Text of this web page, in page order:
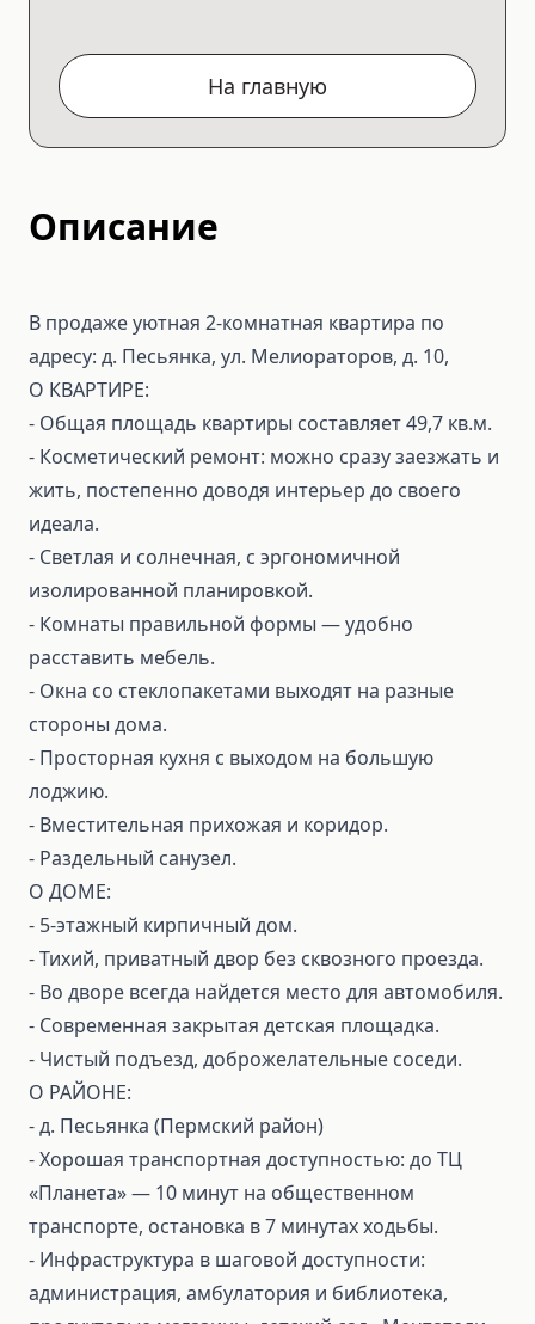
На главную
Описание
В продаже уютная 2‑комнатная квартира по
адресу: д. Песьянка, ул. Мелиораторов, д. 10,
О КВАРТИРЕ:
- Общая площадь квартиры составляет 49,7 кв.м.
- Косметический ремонт: можно сразу заезжать и
жить, постепенно доводя интерьер до своего
идеала.
- Светлая и солнечная, с эргономичной
изолированной планировкой.
- Комнаты правильной формы — удобно
расставить мебель.
- Окна со стеклопакетами выходят на разные
стороны дома.
- Просторная кухня с выходом на большую
лоджию.
- Вместительная прихожая и коридор.
- Раздельный санузел.
О ДОМЕ:
- 5-этажный кирпичный дом.
- Тихий, приватный двор без сквозного проезда.
- Во дворе всегда найдется место для автомобиля.
- Современная закрытая детская площадка.
- Чистый подъезд, доброжелательные соседи.
О РАЙОНЕ:
- д. Песьянка (Пермский район)
- Хорошая транспортная доступностью: до ТЦ
«Планета» — 10 минут на общественном
транспорте, остановка в 7 минутах ходьбы.
- Инфраструктура в шаговой доступности:
администрация, амбулатория и библиотека,